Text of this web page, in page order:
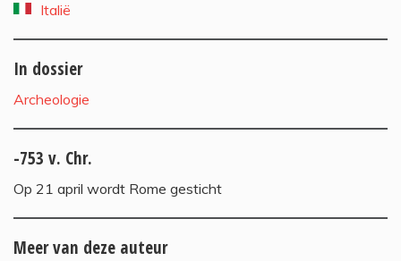
Italië
In dossier
Archeologie
-753 v. Chr.
Op 21 april wordt Rome gesticht
Meer van deze auteur